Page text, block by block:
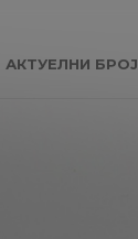
АКТУЕЛНИ БРОЈ